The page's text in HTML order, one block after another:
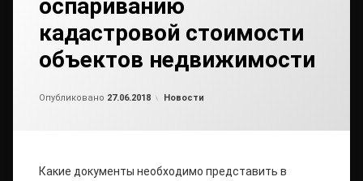
оспариванию
кадастровой стоимости
объектов недвижимости
Опубликовано 27.06.2018 Рубрики:
Новости
Какие документы необходимо представить в